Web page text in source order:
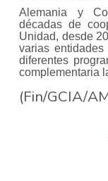
Alemania y
décadas de
Unidad, desde
varias
diferentes
complementaria
(Fin/GCIA/